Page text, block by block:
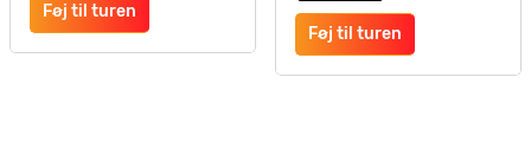
Føj til turen
Føj til turen